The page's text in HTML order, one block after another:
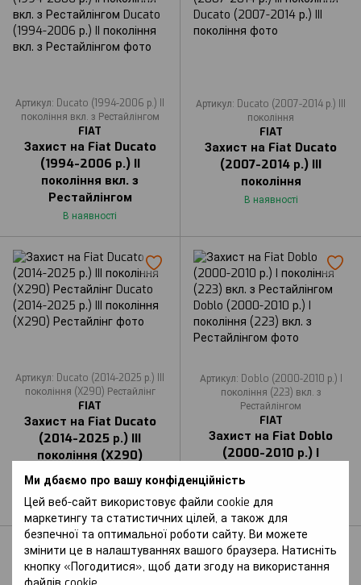
Ми дбаємо про вашу конфіденційність
Цей веб-сайт використовує файли cookie для
маркетингу та статистичних цілей, а також для
безпечної та оптимальної роботи сайту. Ви можете
змінити це в налаштуваннях вашого браузера. Натисніть
кнопку «Погодитися», щоб дати згоду на використання
Артикул: Ducato (1994-2006 р.) II
покоління вкл. з Рестайлінгом
FIAT
Захист на Fiat Ducato
(1994-2006 р.) II
покоління вкл. з
Рестайлінгом
В наявності
Артикул: Ducato (2007-2014 р.) III
покоління
FIAT
Захист на Fiat Ducato
(2007-2014 р.) III
покоління
В наявності
Артикул: Ducato (2014-2025 р.) III
покоління (X290) Рестайлінг
FIAT
Захист на Fiat Ducato
(2014-2025 р.) III
покоління (X290)
Рестайлінг
В наявності
Артикул: Doblo (2000-2010 р.) I
покоління (223) вкл. з
Рестайлінгом
FIAT
Захист на Fiat Doblo
(2000-2010 р.) I
Рестайлінгом
В наявності